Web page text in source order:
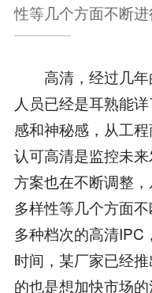
性等几个方面不断
高清，经过几年
人员已经是耳熟能
感和神秘感，从工
认可高清是监控未
方案也在不断调整
多样性等几个方面
多种档次的高清IPC
时间，某厂家已经
的也是想加快市场